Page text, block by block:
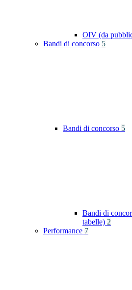
OIV (da
Bandi di concorso 5
Bandi di concorso 5
Bandi di
tabelle) 2
Performance 7